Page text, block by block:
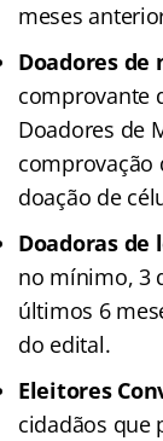
meses
Doadores de
comprovante
Doadores de
comprovação
doação de
Doadoras
no mínimo, 3
últimos 6
do edital.
Eleitores
cidadãos que